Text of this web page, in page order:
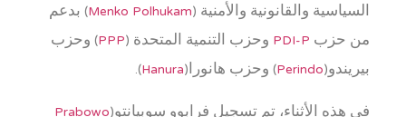
السياسية والقانونية والأمنية (Menko Polhukam) بدعم
من حزبPDI-Pوحزب التنمية المتحدة (PPP) وحزب
بيريندو(Perindo) وحزب هانورا(Hanura
).